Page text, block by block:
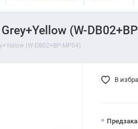
(W-
(W-DB02+BP-MP04)
В